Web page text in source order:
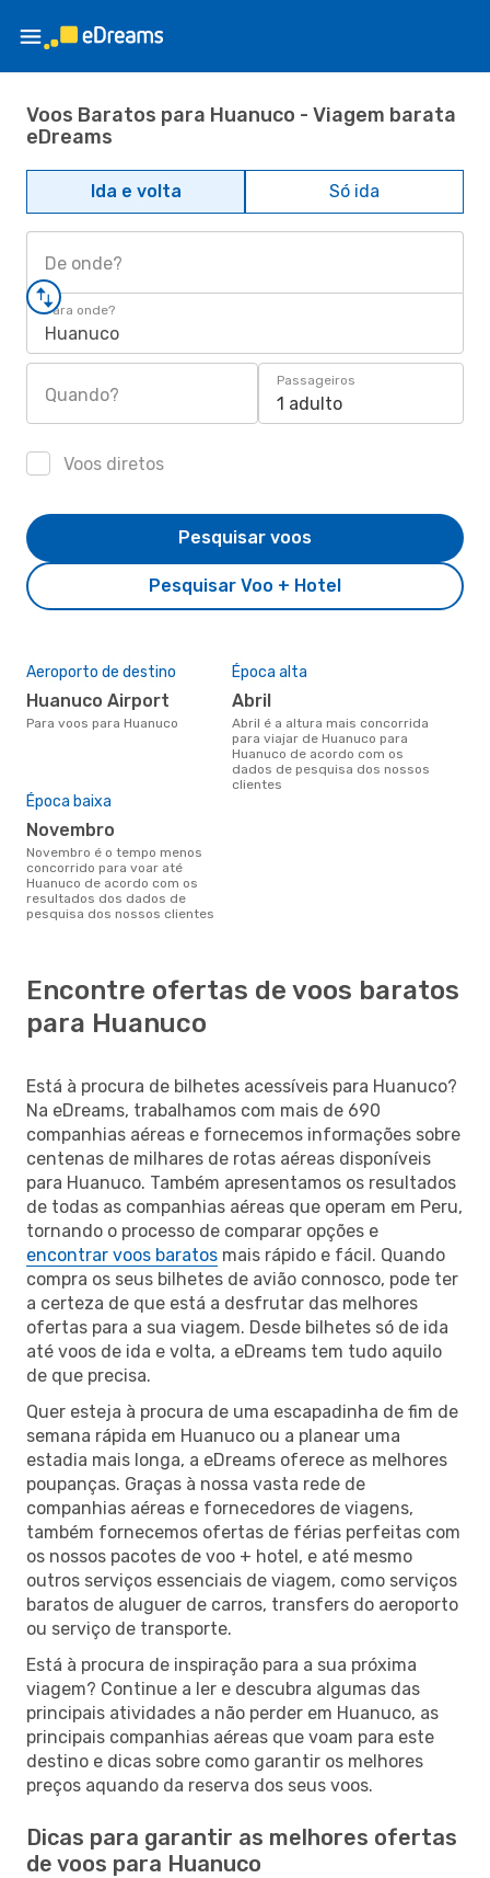
Voos Baratos para Huanuco - Viagem barata
eDreams
Ida e volta Só ida
De onde?
Para onde?
Huanuco
Quando?
Passageiros
1 adulto
Voos diretos
Pesquisar Voo + Hotel
Pesquisar voos
Aeroporto de destino
Huanuco Airport
Para voos para Huanuco
Época alta
abril
abril é a altura mais concorrida
para viajar de Huanuco para
Huanuco de acordo com os
dados de pesquisa dos nossos
clientes
Época baixa
novembro
novembro é o tempo menos
concorrido para voar até
Huanuco de acordo com os
resultados dos dados de
pesquisa dos nossos clientes
Encontre ofertas de voos baratos
para Huanuco
Está à procura de bilhetes acessíveis para Huanuco?
Na eDreams, trabalhamos com mais de 690
companhias aéreas e fornecemos informações sobre
centenas de milhares de rotas aéreas disponíveis
para Huanuco. Também apresentamos os resultados
de todas as companhias aéreas que operam em Peru,
tornando o processo de comparar opções e
encontrar voos baratos mais rápido e fácil. Quando
compra os seus bilhetes de avião connosco, pode ter
a certeza de que está a desfrutar das melhores
ofertas para a sua viagem. Desde bilhetes só de ida
até voos de ida e volta, a eDreams tem tudo aquilo
de que precisa.
Quer esteja à procura de uma escapadinha de fim de
semana rápida em Huanuco ou a planear uma
estadia mais longa, a eDreams oferece as melhores
poupanças. Graças à nossa vasta rede de
companhias aéreas e fornecedores de viagens,
também fornecemos ofertas de férias perfeitas com
os nossos pacotes de voo + hotel, e até mesmo
outros serviços essenciais de viagem, como serviços
baratos de aluguer de carros, transfers do aeroporto
ou serviço de transporte.
Está à procura de inspiração para a sua próxima
viagem? Continue a ler e descubra algumas das
principais atividades a não perder em Huanuco, as
principais companhias aéreas que voam para este
destino e dicas sobre como garantir os melhores
preços aquando da reserva dos seus voos.
Dicas para garantir as melhores ofertas
de voos para Huanuco